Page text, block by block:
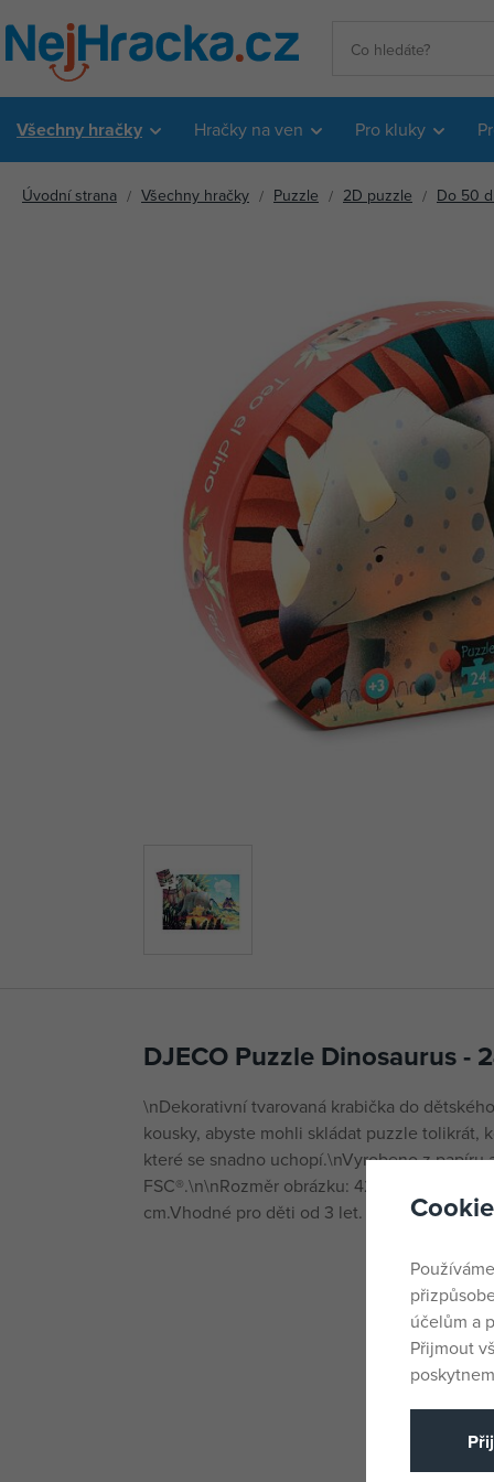
Všechny hračky Hračky na ven Pro kluky
Úvodní strana Všechny hračky Puzzle 2D puzzle Do 50
DJECO Puzzle Dinosaurus -
\nDekorativní tvarovaná krabička do
kousky, abyste mohli skládat puzzle tolikrát,
které se snadno uchopí.\nVyrobeno z papíru
FSC®.\n\nRozměr obrázku: 42 x 30
cm.Vhodné pro děti od 3 let.
účelům a
Přijmout